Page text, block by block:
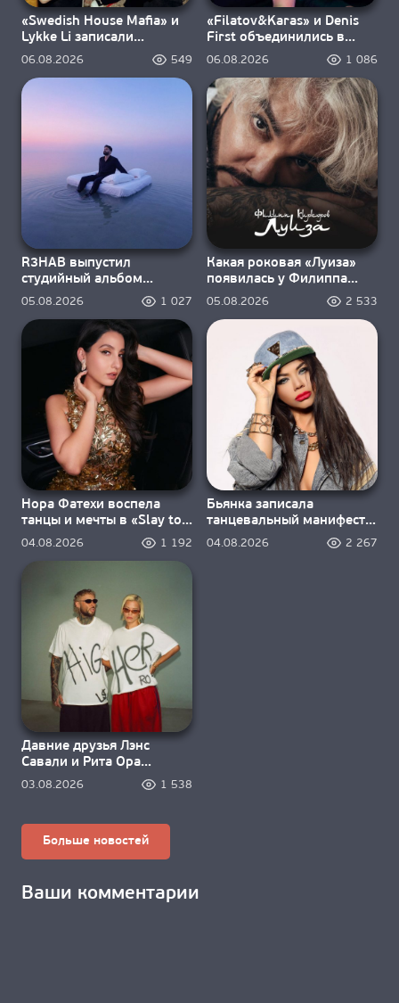
«Swedish House Mafia» и
Lykke Li записали
«Happiness Is So Sad»
06.08.2026 549
«Filatov&Karas» и Denis
First объединились в
«Sweet Summer Nights»
06.08.2026 1 086
R3HAB выпустил
студийный альбом
«Dream inside a dream»
05.08.2026 1 027
Какая роковая «Луиза»
появилась у Филиппа
Киркорова?
05.08.2026 2 533
Нора Фатехи воспела
танцы и мечты в «Slay to
the Rhythm»
04.08.2026 1 192
Бьянка записала
танцевальный манифест
«Я — машина, я — насос»
04.08.2026 2 267
Давние друзья Лэнс
Савали и Рита Ора
зажигают под «Higher»
03.08.2026 1 538
Больше новостей
Ваши комментарии